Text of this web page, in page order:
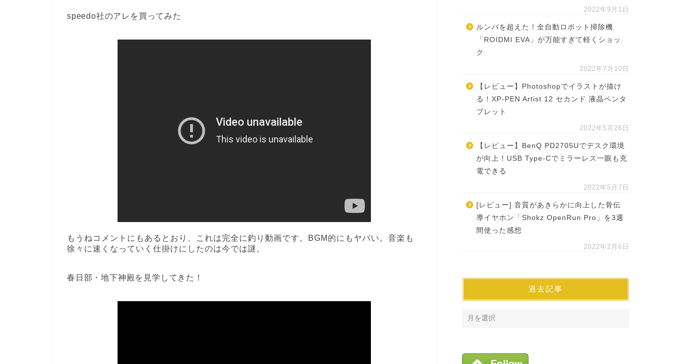
speedo社のアレを買ってみた
もうねコメントにもあるとおり、これは完全に釣り動画です。BGM的にもヤバい。音楽も
徐々に速くなっていく仕掛けにしたのは今では謎。
春日部・地下神殿を見学してきた！
2022年9月1日
ルンバを超えた！全自動ロボット掃除機
「ROIDMI EVA」が万能すぎて軽くショッ
ク
2022年7月10日
【レビュー】Photoshopでイラストが描け
る！XP-PEN Artist 12 セカンド 液晶ペンタ
ブレット
2022年5月26日
【レビュー】BenQ PD2705Uでデスク環境
が向上！USB Type-Cでミラーレス一眼も充
電できる
2022年5月7日
[レビュー] 音質があきらかに向上した骨伝
導イヤホン「Shokz OpenRun Pro」を3週
間使った感想
2022年2月6日
過去記事